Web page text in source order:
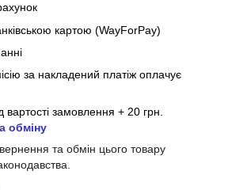
картою (WayForPay)
за накладений платіж оплачує
вартості замовлення + 20 грн.
обміну
та обмін цього товару